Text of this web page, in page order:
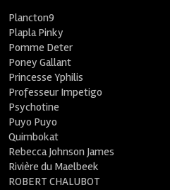
Plancton9
Plapla Pinky
Pomme Deter
Poney Gallant
Princesse Yphilis
Professeur Impetigo
Psychotine
Puyo Puyo
Quimbokat
Rebecca Johnson James
Rivière du Maelbeek
ROBERT CHALUBOT